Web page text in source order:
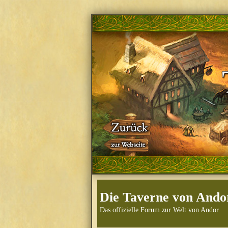
Die Taverne von
Das offizielle Forum zur Welt von Andor